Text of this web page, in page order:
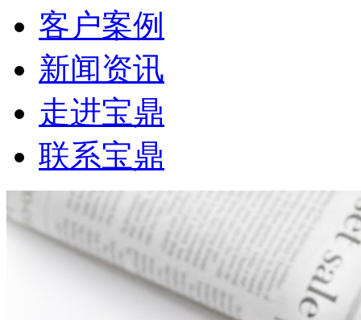
客户案例
新闻资讯
走进宝鼎
联系宝鼎